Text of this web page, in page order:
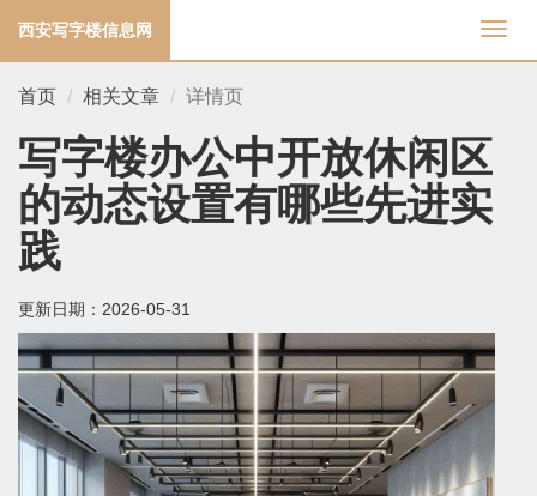
切
换
西安写字楼信息网
首页 相关文章 详情页
写字楼办公中开放休闲区
的动态设置有哪些先进实
践
更新日期： 2026-05-31